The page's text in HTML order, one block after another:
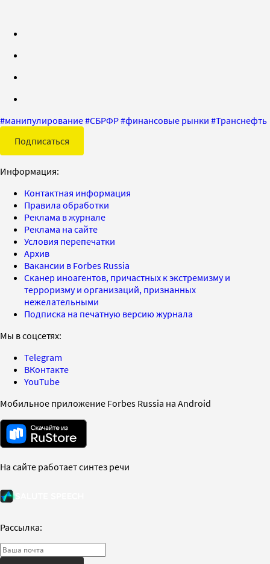
#манипулирование#СБРФР#финансовые рынки #Транснефть
Подписаться
Информация:
Контактная информация
Правила обработки
Реклама в журнале
Реклама на сайте
Условия перепечатки
Архив
Вакансии в Forbes Russia
Сканер иноагентов, причастных к экстремизму и
терроризму и организаций, признанных
нежелательными
Подписка на печатную версию журнала
Мы в соцсетях:
Telegram
ВКонтакте
YouTube
Мобильное приложение Forbes Russia на Android
На сайте работает синтез речи
Рассылка: